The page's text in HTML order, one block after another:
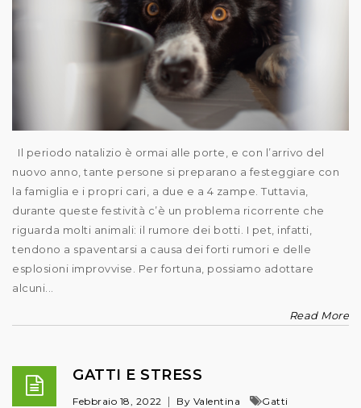
Il periodo natalizio è ormai alle porte, e con l’arrivo del
nuovo anno, tante persone si preparano a festeggiare con
la famiglia e i propri cari, a due e a 4 zampe. Tuttavia,
durante queste festività c’è un problema ricorrente che
riguarda molti animali: il rumore dei botti. I pet, infatti,
tendono a spaventarsi a causa dei forti rumori e delle
esplosioni improvvise. Per fortuna, possiamo adottare
alcuni...
Read More
GATTI E STRESS
Febbraio 18, 2022 By Valentina Gatti